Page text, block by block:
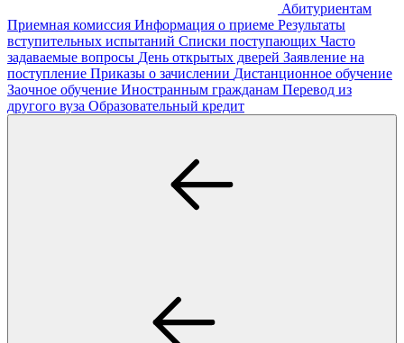
Абитуриентам
Приемная комиссия Информация о приеме Результаты
вступительных испытаний Списки поступающих Часто
задаваемые вопросы День открытых дверей Заявление на
поступление Приказы о зачислении Дистанционное обучение
Заочное обучение Иностранным гражданам Перевод из
другого вуза Образовательный кредит